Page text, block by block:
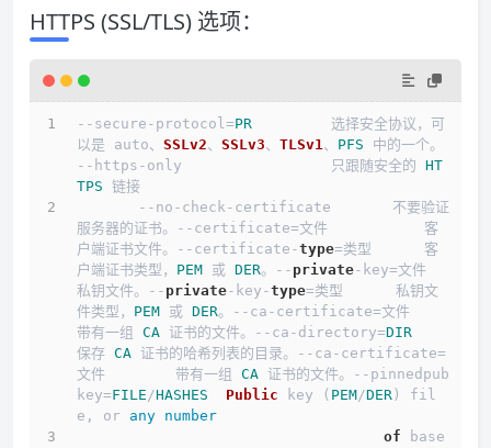
HTTPS (SSL/TLS) 选项：
--secure-protocol=PR
         选择安全协议，可
以是 auto、 SSLv2、 SSLv3、 TLSv1、 PFS 中的一个。
--https-only                 只跟随安全的 HT
TPS 链接
服务器的证书。--certificate=文件           客
户端证书文件。--certificate-type=类型      客
户端证书类型， PEM 或 DER。-- private-key=文件
私钥文件。-- private-key-type=类型      私钥文
件类型， PEM 或 DER。--ca-certificate=文件
带有一组 CA 证书的文件。--ca-directory=DIR
保存 CA 证书的哈希列表的目录。--ca-certificate=
文件        带有一组 CA 证书的文件。--pinnedpub
key=FILE /HASHES Public key ( PEM/DER ) fil
e, or any number
of base